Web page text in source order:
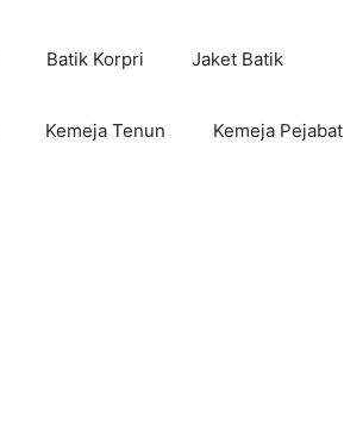
Batik Korpri Jaket Batik
Kemeja Tenun Kemeja Pejabat